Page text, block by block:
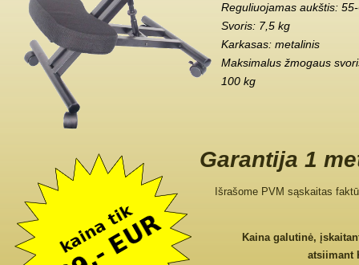
Reguliuojamas aukštis:
Svoris: 7,5 kg
Karkasas: metalinis
Maksimalus žmogaus
100 kg
Garantija 1
Išrašome PVM sąskaitas
Kaina galutinė,
atsiimant